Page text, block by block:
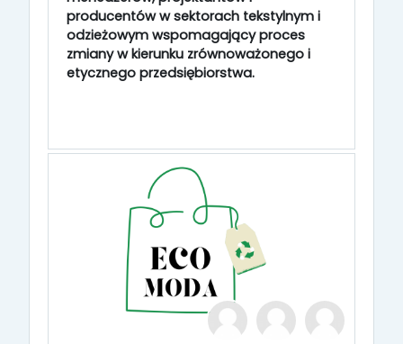
producentów w sektorach tekstylnym i
odzieżowym wspomagający proces
zmiany w kierunku zrównoważonego i
etycznego przedsiębiorstwa.